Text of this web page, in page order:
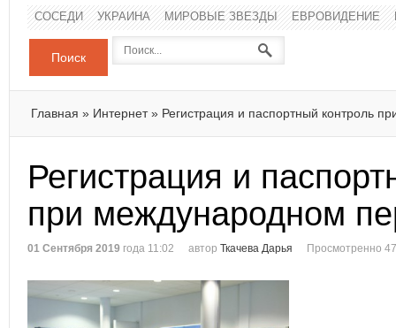
СОСЕДИ УКРАИНА МИРОВЫЕ ЗВЕЗДЫ ЕВРОВИДЕНИЕ
Поиск
Главная » Интернет» Регистрация и паспортный контроль
Регистрация и
при международном
01 Сентября 2019 года 11:02 автор Ткачева Дарья Просмотренно